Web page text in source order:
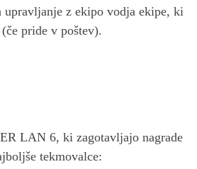
upravljanje z ekipo vodja ekipe, ki
pride v poštev).
LAN 6, ki zagotavljajo nagrade
tekmovalce: